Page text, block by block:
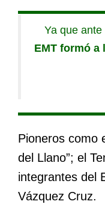
Ya que ante
EMT formó
Pioneros como
del Llano”; el
integrantes del
Vázquez Cruz.